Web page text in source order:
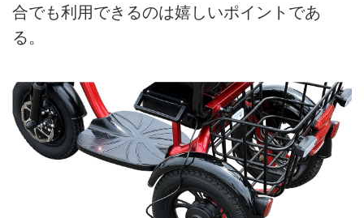
合でも利用できるのは嬉しいポイントであ
る。